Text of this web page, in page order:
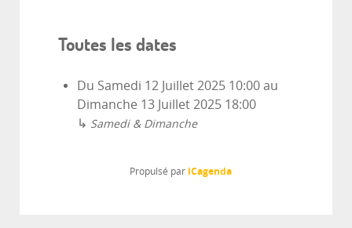
Toutes les dates
Du Samedi 12 Juillet 2025 10:00 au
Dimanche 13 Juillet 2025 18:00
↳ Samedi & Dimanche
Propulsé par iCagenda